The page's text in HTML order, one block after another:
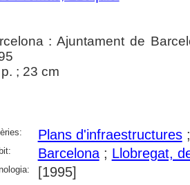
: Ajuntament de
; 23 cm
Plans d'infraestructures
Barcelona; Llobregat,
[1995]